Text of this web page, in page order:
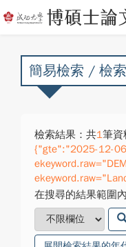
簡易檢索 / 檢
檢索結果：共1筆資
{"gte":"2025-12-
在搜尋的結果範圍